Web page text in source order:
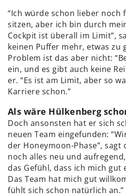
“Ich würde schon lieber
sitzen, aber ich bin durch
Cockpit ist überall im Limit”,
keinen Puffer mehr, etwas zu
Problem ist das aber nicht:
ein, und es gibt auch keine
er. “Es ist am Limit, aber so
Karriere schon.”
Als wäre Hülkenberg
Doch ansonsten hat er sich
neuen Team eingefunden:
der Honeymoon-Phase”, sagt
noch alles neu und
das Gefühl, dass ich mich gut
Das Team hat mich gut
fühlt sich schon natürlich an.”